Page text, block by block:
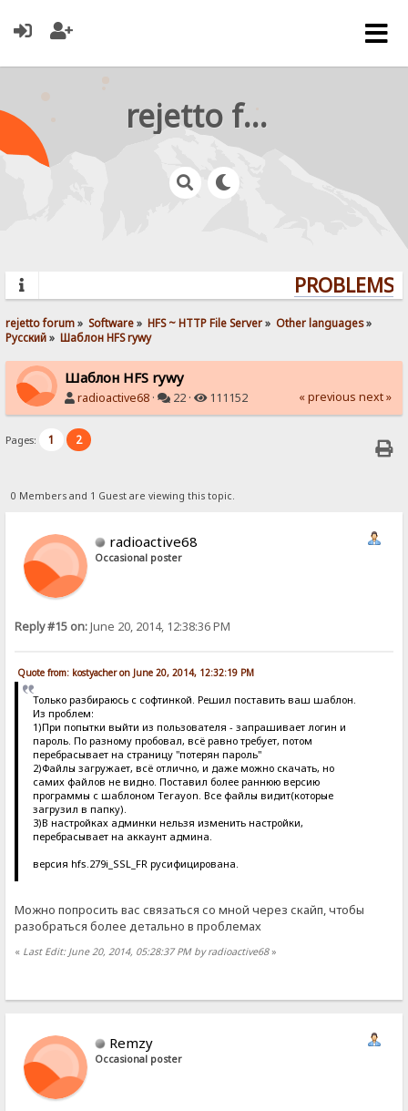
rejetto forum
rejetto forum» Software» HFS ~ HTTP File Server» Other languages»
Pусский» Шаблон HFS rywy
Шаблон HFS rywy
radioactive68 · 22 · 111152 « previous next »
Pages: 1 2
0 Members and 1 Guest are viewing this topic.
radioactive68
Occasional poster
Reply #15 on:June 20, 2014, 12:38:36 PM
Quote from: kostyacher on June 20, 2014, 12:32:19 PM
Только разбираюсь с софтинкой. Решил поставить ваш шаблон.
Из проблем:
1)При попытки выйти из пользователя - запрашивает логин и
пароль. По разному пробовал, всё равно требует, потом
перебрасывает на страницу "потерян пароль"
2)Файлы загружает, всё отлично, и даже можно скачать, но
самих файлов не видно. Поставил более раннюю версию
программы с шаблоном Terayon. Все файлы видит(которые
загрузил в папку).
3)В настройках админки нельзя изменить настройки,
перебрасывает на аккаунт админа.
версия hfs.279i_SSL_FR русифицирована.
Можно попросить вас связаться со мной через скайп, чтобы
разобраться более детально в проблемах
« Last Edit: June 20, 2014, 05:28:37 PM by radioactive68»
Remzy
Occasional poster